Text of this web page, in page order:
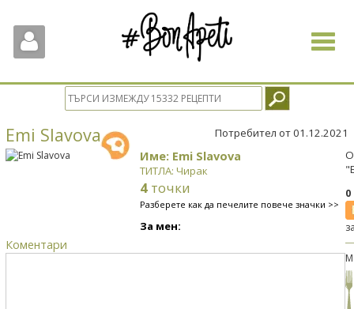
Toggle
Emi Slavova Потребител от 01.12.2021
Име: Emi Slavova
ТИТЛА: Чирак
4 точки
Разберете как да печелите повече значки >>
За мен:
Коментари